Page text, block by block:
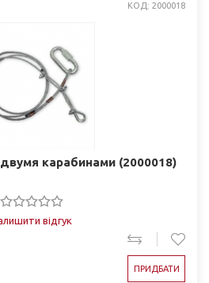
КОД: 2000018
карабинами (2000018)
відгук
ПРИДБАТИ